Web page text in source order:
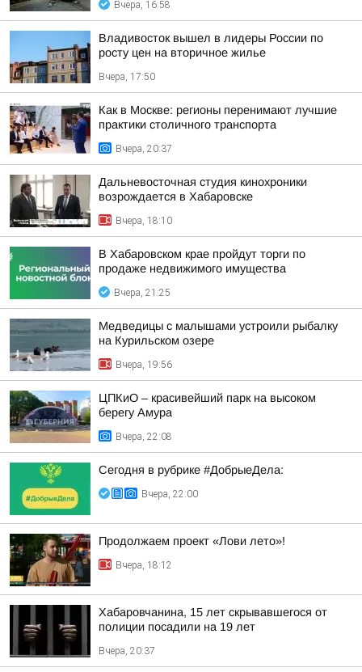
Вчера, 16:58
Владивосток вышел в лидеры России по
росту цен на вторичное жилье
Вчера, 17:50
Как в Москве: регионы перенимают лучшие
практики столичного транспорта
Вчера, 20:37
Дальневосточная студия кинохроники
возрождается в Хабаровске
Вчера, 18:10
В Хабаровском крае пройдут торги по
продаже недвижимого имущества
Вчера, 21:25
Медведицы с малышами устроили рыбалку
на Курильском озере
Вчера, 19:56
ЦПКиО – красивейший парк на высоком
берегу Амура
Вчера, 22:08
Сегодня в рубрике #ДобрыеДела:
Вчера, 22:00
Продолжаем проект «Лови лето»!
Вчера, 18:12
Хабаровчанина, 15 лет скрывавшегося от
полиции посадили на 19 лет
Вчера, 20:37